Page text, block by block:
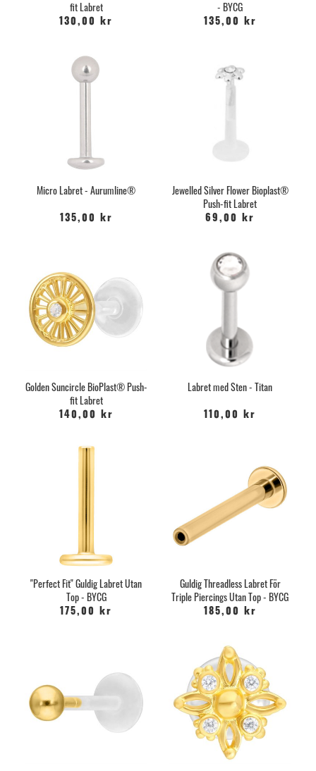
fit Labret
130,00 kr
- BYCG
135,00 kr
Micro Labret - Aurumline®
135,00 kr
Jewelled Silver Flower Bioplast®
Push-fit Labret
69,00 kr
Golden Suncircle BioPlast® Push-
fit Labret
140,00 kr
Labret med Sten - Titan
110,00 kr
"Perfect Fit" Guldig Labret Utan
Top - BYCG
175,00 kr
Guldig Threadless Labret För
Triple Piercings Utan Top - BYCG
185,00 kr